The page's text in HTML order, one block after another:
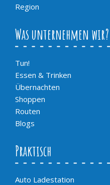
Region
Was unternehmen wir?
Tun!
Essen & Trinken
Übernachten
Shoppen
Routen
Blogs
Praktisch
Auto Ladestation